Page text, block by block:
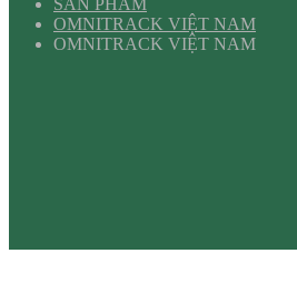
SẢN PHẨM
OMNITRACK VIỆT NAM
OMNITRACK VIỆT NAM